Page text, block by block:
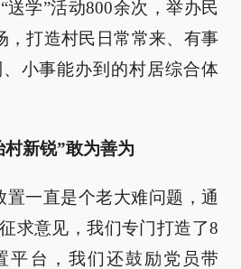
送学”活动800余次，举办民
，打造村民日常常来、有事
小事能办到的村居综合体
新锐”敢为善为
置一直是个老大难问题，通
求意见，我们专门打造了8
平台，我们还鼓励党员带